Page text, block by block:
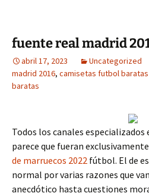
fuente real madrid
abril 17, 2023 Uncategorized
madrid 2016, camisetas futbol
baratas
Todos los canales
parece que fueran
de marruecos 2022 fútbol. El de
normal por varias razones que
anecdótico hasta cuestiones